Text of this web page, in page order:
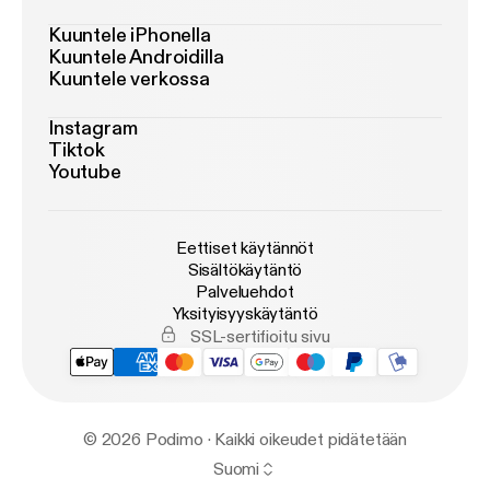
Mediano og medlemskabet [
u/oversigt/2024/7/2/f-svar-p-dine-sprgsml-til-dit-
medlemskab-af-stt-mediano
edsbrev]
Kuuntele iPhonella
Kuuntele Androidilla
Kuuntele verkossa
Instagram
Tiktok
Youtube
Eettiset käytännöt
Sisältökäytäntö
Palveluehdot
Yksityisyyskäytäntö
SSL-sertifioitu sivu
© 2026 Podimo · Kaikki oikeudet pidätetään
Suomi